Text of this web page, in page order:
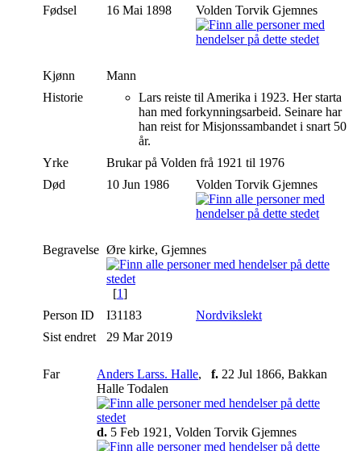
Fødsel
16 Mai 1898 Volden Torvik Gjemnes
Kjønn
Mann
Historie
Lars reiste til Amerika i 1923. Her starta
han med forkynningsarbeid. Seinare har
han reist for Misjonssambandet i snart 50
år.
Yrke
Brukar på Volden frå 1921 til 1976
Død
10 Jun 1986 Volden Torvik Gjemnes
Begravelse Øre kirke, Gjemnes
[1]
Person ID
I31183
Nordvikslekt
Sist endret
29 Mar 2019
Far Anders Larss. Halle, f. 22 Jul 1866, Bakkan
Halle Todalen
d. 5 Feb 1921, Volden Torvik Gjemnes